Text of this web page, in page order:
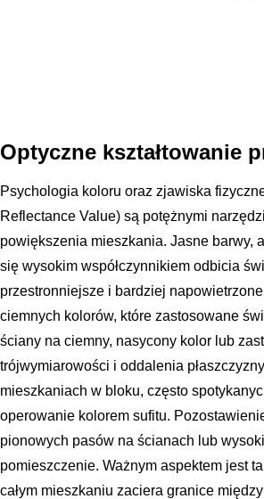
Optyczne kształtowanie
Psychologia koloru oraz zjawiska
Reflectance Value) są potężnymi
powiększenia mieszkania. Jasne barwy,
się wysokim współczynnikiem odbicia
przestronniejsze i bardziej
ciemnych kolorów, które zastosowane
ściany na ciemny, nasycony kolor lub
trójwymiarowości i oddalenia
mieszkaniach w bloku, często
operowanie kolorem sufitu.
pionowych pasów na ścianach lub
pomieszczenie. Ważnym aspektem jest
całym mieszkaniu zaciera granice